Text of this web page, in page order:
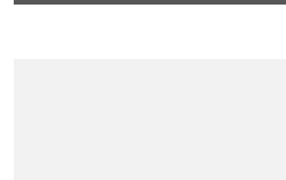
Apprentissage des mots repères Pilotis / Codéo